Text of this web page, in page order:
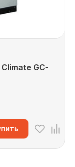
GC-